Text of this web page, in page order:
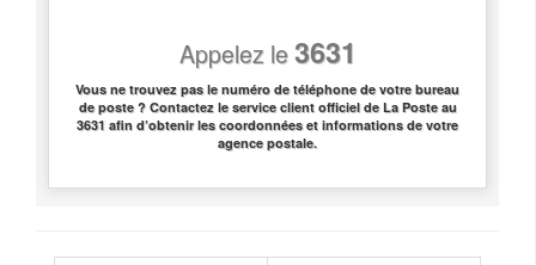
Appelez le3631
Vous ne trouvez pas le numéro de téléphone de votre bureau
de poste ? Contactez le service client officiel de La Poste au
3631 afin d’obtenir les coordonnées et informations de votre
agence postale.